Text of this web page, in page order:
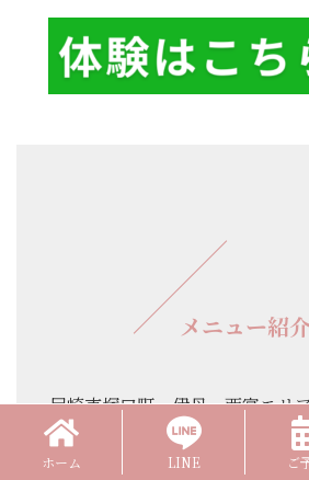
メニュー紹
尼崎市塚口町、伊丹・西宮エリ
門パーソナルジムlimone [ リモ
ホーム LINE ご